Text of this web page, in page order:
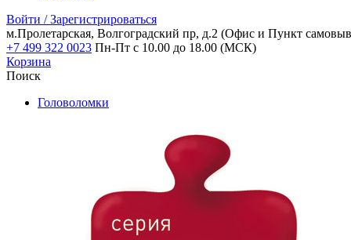
Войти / Зарегистрироваться
м.Пролетарская, Волгоградский пр, д.2 (Офис и Пункт
+7 499 322 0023 Пн-Пт с 10.00 до 18.00 (МСК)
Корзина
Поиск
Головоломки